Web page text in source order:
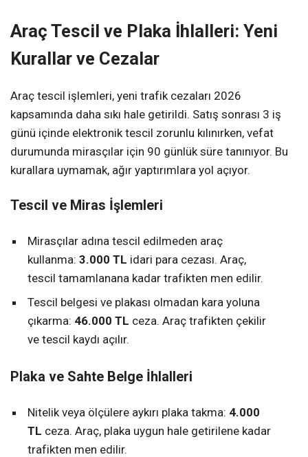
Araç Tescil ve Plaka İhlalleri: Yeni
Kurallar ve Cezalar
Araç tescil işlemleri, yeni trafik cezaları 2026
kapsamında daha sıkı hale getirildi. Satış sonrası 3 iş
günü içinde elektronik tescil zorunlu kılınırken, vefat
durumunda mirasçılar için 90 günlük süre tanınıyor. Bu
kurallara uymamak, ağır yaptırımlara yol açıyor.
Tescil ve Miras İşlemleri
Mirasçılar adına tescil edilmeden araç
kullanma: 3.000 TL idari para cezası. Araç,
tescil tamamlanana kadar trafikten men edilir.
Tescil belgesi ve plakası olmadan kara yoluna
çıkarma: 46.000 TL ceza. Araç trafikten çekilir
ve tescil kaydı açılır.
Plaka ve Sahte Belge İhlalleri
Nitelik veya ölçülere aykırı plaka takma: 4.000
TL ceza. Araç, plaka uygun hale getirilene kadar
trafikten men edilir.